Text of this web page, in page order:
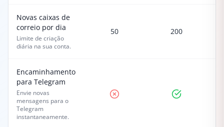
Novas caixas de
correio por dia
Limite de criação
diária na sua conta.
50 200
Encaminhamento
para Telegram
Envie novas
mensagens para o
Telegram
instantaneamente.